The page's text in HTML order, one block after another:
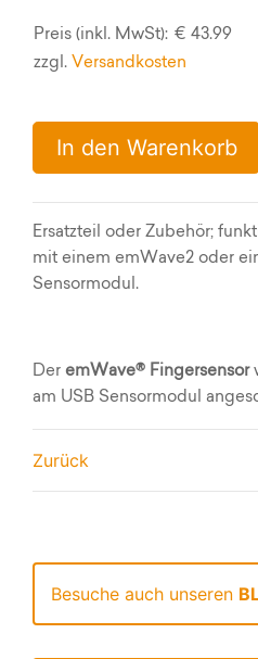
Preis (inkl. MwSt): € 43.99
zzgl. Versandkosten
In den Warenkorb
Ersatzteil oder Zubehör;
mit einem emWave2 oder
Sensormodul.
Der emWave® Fingersensor
am USB Sensormodul
Zurück
Besuche auch unseren